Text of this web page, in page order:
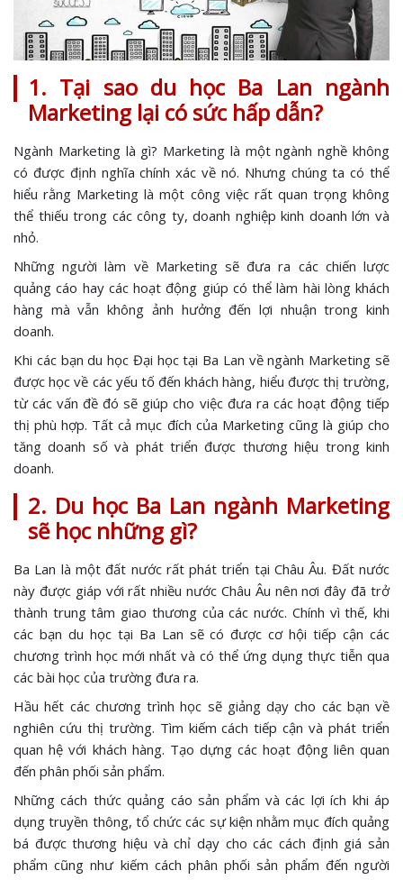
1. Tại sao du học Ba Lan ngành
Marketing lại có sức hấp dẫn?
Ngành Marketing là gì? Marketing là một ngành nghề không
có được định nghĩa chính xác về nó. Nhưng chúng ta có thể
hiểu rằng Marketing là một công việc rất quan trọng không
thể thiếu trong các công ty, doanh nghiệp kinh doanh lớn và
nhỏ.
Những người làm về Marketing sẽ đưa ra các chiến lược
quảng cáo hay các hoạt động giúp có thể làm hài lòng khách
hàng mà vẫn không ảnh hưởng đến lợi nhuận trong kinh
doanh.
Khi các bạn du học Đại học tại Ba Lan về ngành Marketing sẽ
được học về các yếu tố đến khách hàng, hiểu được thị trường,
từ các vấn đề đó sẽ giúp cho việc đưa ra các hoạt động tiếp
thị phù hợp. Tất cả mục đích của Marketing cũng là giúp cho
tăng doanh số và phát triển được thương hiệu trong kinh
doanh.
2. Du học Ba Lan ngành Marketing
sẽ học những gì?
Ba Lan là một đất nước rất phát triển tại Châu Âu. Đất nước
này được giáp với rất nhiều nước Châu Âu nên nơi đây đã trở
thành trung tâm giao thương của các nước. Chính vì thế, khi
các bạn du học tại Ba Lan sẽ có được cơ hội tiếp cận các
chương trình học mới nhất và có thể ứng dụng thực tiễn qua
các bài học của trường đưa ra.
Hầu hết các chương trình học sẽ giảng dạy cho các bạn về
nghiên cứu thị trường. Tìm kiếm cách tiếp cận và phát triển
quan hệ với khách hàng. Tạo dựng các hoạt động liên quan
đến phân phối sản phẩm.
Những cách thức quảng cáo sản phẩm và các lợi ích khi áp
dụng truyền thông, tổ chức các sự kiện nhằm mục đích quảng
bá được thương hiệu và chỉ dạy cho các cách định giá sản
phẩm cũng như kiếm cách phân phối sản phẩm đến người